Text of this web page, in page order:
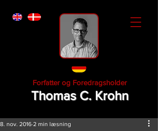
Forfatter og Foredragsholder
Thomas C. Krohn
8. nov. 2016 2 min læsning